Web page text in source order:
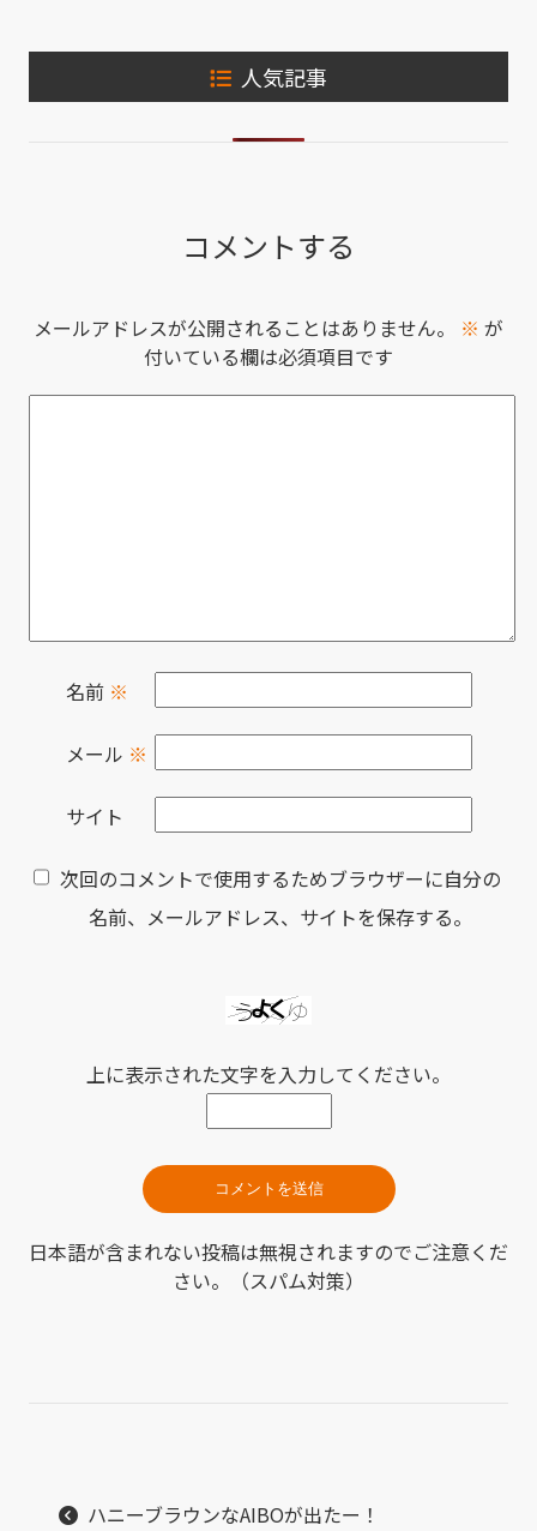
人気記事
コメントする
メールアドレスが公開されることはありません。 ※ が
付いている欄は必須項目です
名前 ※
メール ※
サイト
次回のコメントで使用するためブラウザーに自分の
名前、メールアドレス、サイトを保存する。
上に表示された文字を入力してください。
日本語が含まれない投稿は無視されますのでご注意くだ
さい。（スパム対策）
ハニーブラウンなAIBOが出たー！